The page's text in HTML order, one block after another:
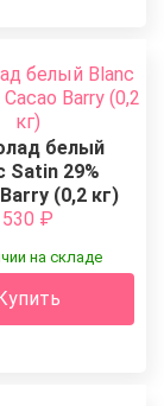
белый
Satin 29%
(0,2 кг)
530 ₽
на складе
Купить